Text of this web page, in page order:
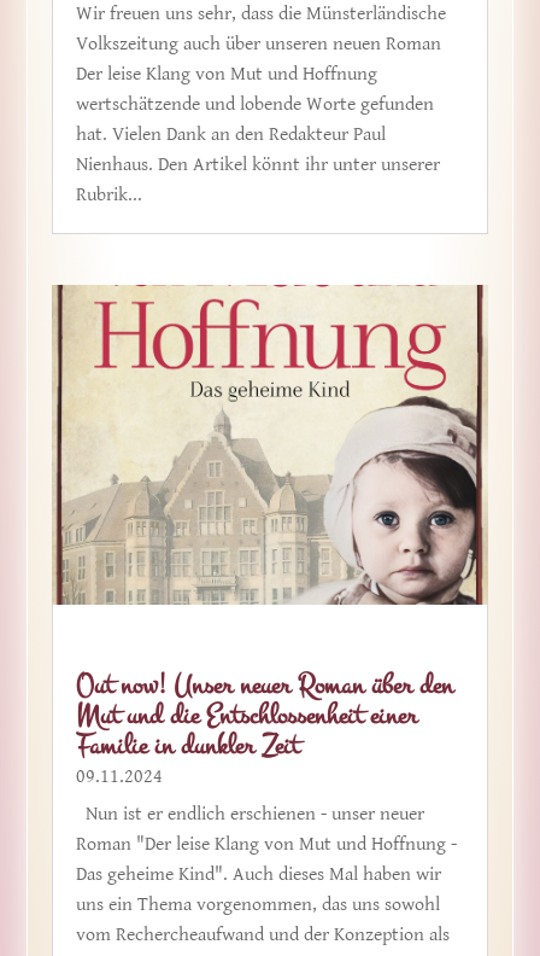
Wir freuen uns sehr, dass die Münsterländische
Volkszeitung auch über unseren neuen Roman
Der leise Klang von Mut und Hoffnung
wertschätzende und lobende Worte gefunden
hat. Vielen Dank an den Redakteur Paul
Nienhaus. Den Artikel könnt ihr unter unserer
Rubrik...
Out now! Unser neuer Roman über den
Mut und die Entschlossenheit einer
Familie in dunkler Zeit
09.11.2024
Nun ist er endlich erschienen - unser neuer
Roman "Der leise Klang von Mut und Hoffnung -
Das geheime Kind". Auch dieses Mal haben wir
uns ein Thema vorgenommen, das uns sowohl
vom Rechercheaufwand und der Konzeption als